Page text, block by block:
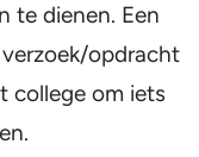
te dienen. Een
opdracht
college om iets